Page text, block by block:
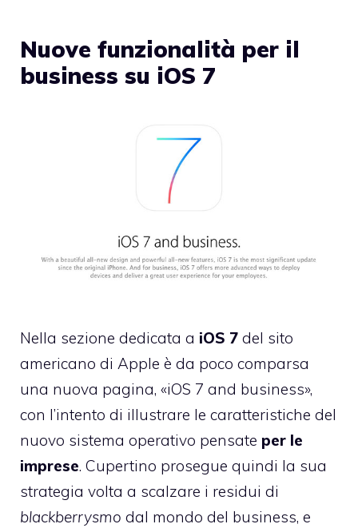
Nuove funzionalità per il
business su iOS 7
Nella sezione dedicata a iOS 7 del sito
americano di Apple è da poco comparsa
una nuova pagina, «iOS 7 and business»,
con l’intento di illustrare le caratteristiche del
nuovo sistema operativo pensate per le
imprese. Cupertino prosegue quindi la sua
strategia volta a scalzare i residui di
blackberrysmo dal mondo del business, e